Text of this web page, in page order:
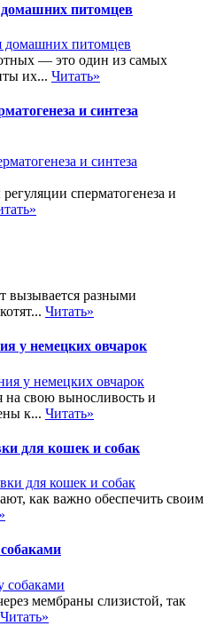
питомцев
— это один из самых
их... Читать»
и синтеза
сперматогенеза и
вызывается разными
Читать»
у немецких овчарок
на свою выносливость и
к... Читать»
для кошек и собак
как важно обеспечить своим
мембраны слизистой, так
Читать»